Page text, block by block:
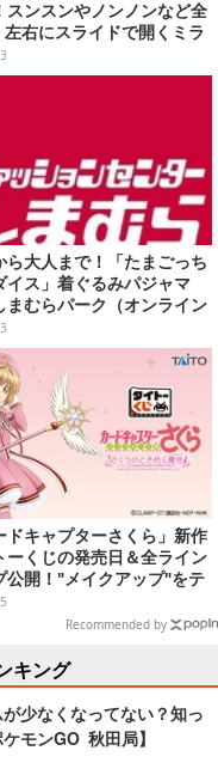
スンスンやノンノンなど全
右にスライドで開くミラ
ャポンにて発売
ら大人まで！「たまごっち
イス」着ぐるみパジャマ
まむらパーク（オンライン
にて受注生産
ドキャプターさくら」新作
ーくじの発売日＆全ライン
公開！"メイクアップ"をテ
、日常でも使いたくなるア
がズラリRecommended by
キング
少なくなってない？知っ
モンGO 秋田局】